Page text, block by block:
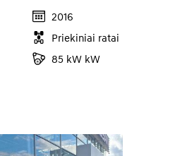
2016
Priekiniai ratai
85 kW kW